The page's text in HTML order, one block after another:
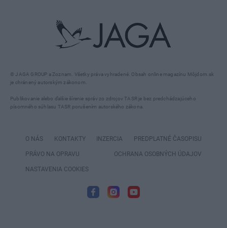
© JAGA GROUP a Zoznam. Všetky práva vyhradené. Obsah online magazínu Môjdom.sk
je chránený autorským zákonom.
Publikovanie alebo ďalšie šírenie správ zo zdrojov TASR je bez predchádzajúceho
písomného súhlasu TASR porušením autorského zákona.
O NÁS KONTAKTY INZERCIA PREDPLATNÉ ČASOPISU
PRÁVO NA OPRAVU OCHRANA OSOBNÝCH ÚDAJOV
NASTAVENIA COOKIES